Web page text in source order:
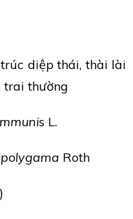
diệp thái, thài lài
trai thường
s L.
Roth